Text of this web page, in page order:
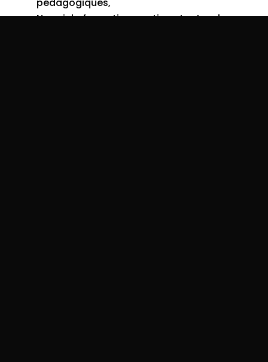
Nourrir la formation continue tout au long